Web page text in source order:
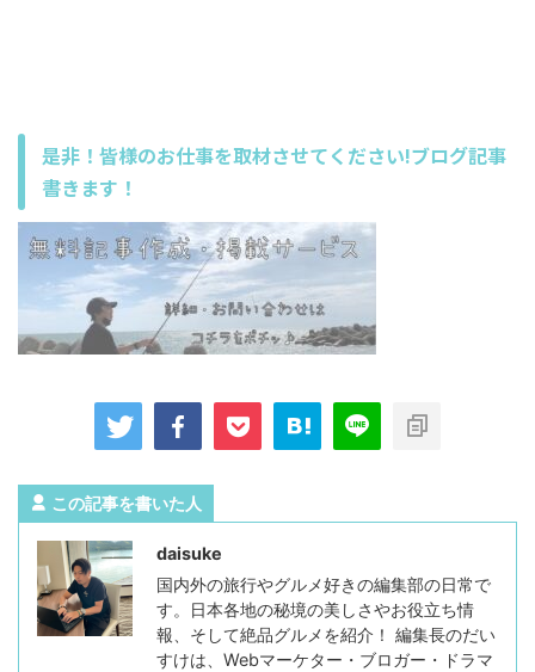
是非！皆様のお仕事を取材させてください!ブログ記事
書きます！
この記事を書いた人
daisuke
国内外の旅行やグルメ好きの編集部の日常で
す。日本各地の秘境の美しさやお役立ち情
報、そして絶品グルメを紹介！ 編集長のだい
すけは、Webマーケター・ブロガー・ドラマ